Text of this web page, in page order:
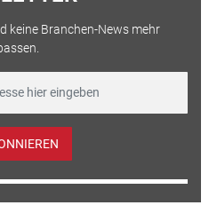
keine Branchen-News mehr